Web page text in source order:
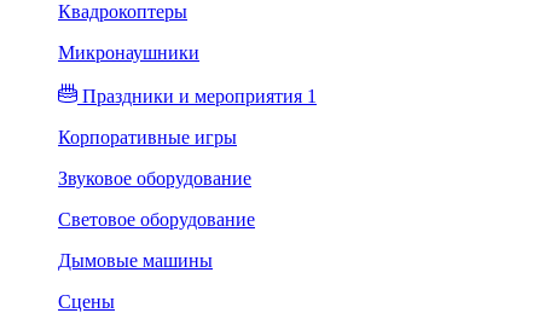
Квадрокоптеры
Микронаушники
Праздники и мероприятия 1
Корпоративные игры
Звуковое оборудование
Световое оборудование
Дымовые машины
Сцены